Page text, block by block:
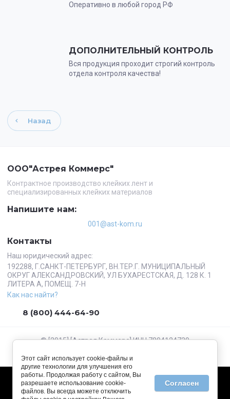
Оперативно в любой город РФ
ДОПОЛНИТЕЛЬНЫЙ КОНТРОЛЬ
Вся продукция проходит строгий контроль
отдела контроля качества!
Назад
ООО"Астрея Коммерс"
Контрактное производство клейких лент и
специализированных клейких материалов
Напишите нам:
001@ast-kom.ru
Контакты
Наш юридический адрес:
192288, Г.САНКТ-ПЕТЕРБУРГ, ВН.ТЕР.Г. МУНИЦИПАЛЬНЫЙ
ОКРУГ АЛЕКСАНДРОВСКИЙ, УЛ БУХАРЕСТСКАЯ, Д. 128 К. 1
ЛИТЕРА А, ПОМЕЩ. 7-Н
Как нас найти?
8 (800) 444-64-90
© [2015] [Астрея Коммерс] ИНН 7804124739
Этот сайт использует cookie-файлы и
другие технологии для улучшения его
работы. Продолжая работу с сайтом, Вы
разрешаете использование cookie-
файлов. Вы всегда можете отключить
Согласен